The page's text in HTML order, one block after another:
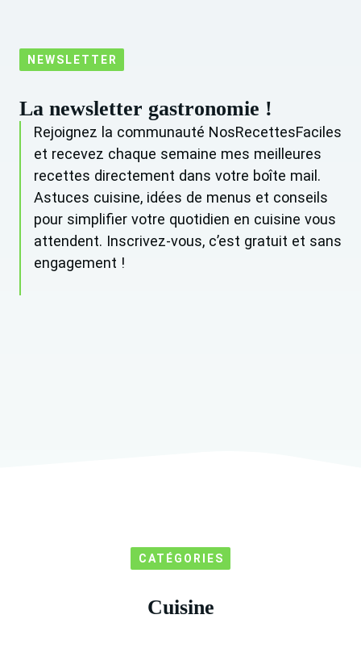
NEWSLETTER
La newsletter gastronomie !
Rejoignez la communauté NosRecettesFaciles
et recevez chaque semaine mes meilleures
recettes directement dans votre boîte mail.
Astuces cuisine, idées de menus et conseils
pour simplifier votre quotidien en cuisine vous
attendent. Inscrivez-vous, c’est gratuit et sans
engagement !
CATÉGORIES
Cuisine